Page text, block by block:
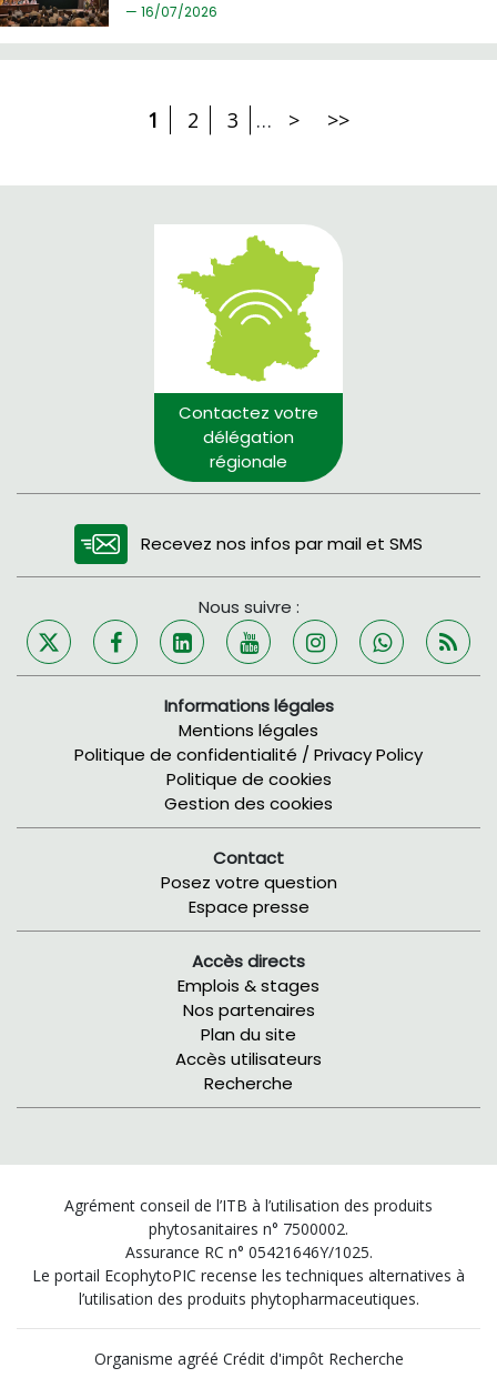
16/07/2026
1 2 3 … > >>
Contactez votre
délégation
régionale
Recevez nos infos par mail et SMS
Nous suivre :
Informations légales
Mentions légales
Politique de confidentialité / Privacy Policy
Politique de cookies
Gestion des cookies
Contact
Posez votre question
Espace presse
Accès directs
Emplois & stages
Nos partenaires
Plan du site
Accès utilisateurs
Recherche
Agrément conseil de l’ITB à l’utilisation des produits
phytosanitaires n° 7500002.
Assurance RC n° 05421646Y/1025.
Le portail EcophytoPIC recense les techniques alternatives à
l’utilisation des produits phytopharmaceutiques.
Organisme agréé Crédit d'impôt Recherche